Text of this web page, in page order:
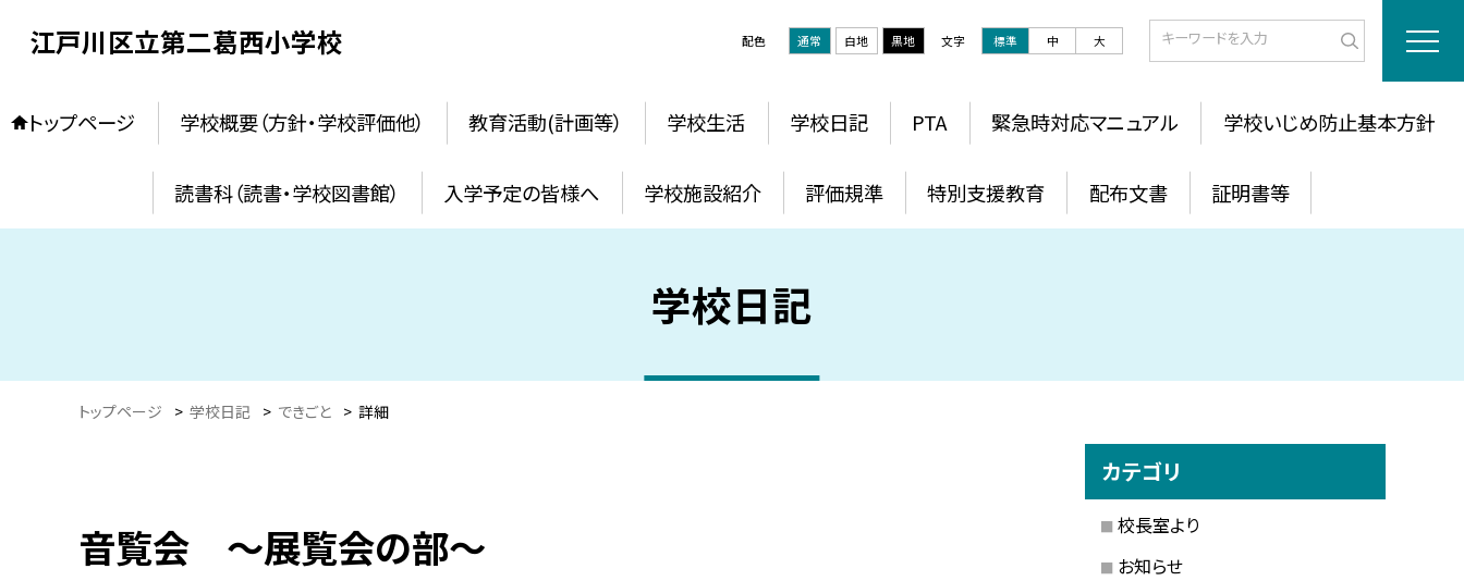
江戸川区立第二葛西小学校 配色 通常 白地 黒地 文字 標準 中 大
トップページ 学校概要（方針・学校評価他） 教育活動(計画等） 学校生活 学校日記 PTA 緊急時対応マニュアル 学校いじめ防止基本方針
読書科（読書・学校図書館） 入学予定の皆様へ 学校施設紹介 評価規準 特別支援教育 配布文書 証明書等
学校日記
トップページ > 学校日記 > できごと > 詳細
音覧会 〜展覧会の部〜
カテゴリ
校長室より
お知らせ